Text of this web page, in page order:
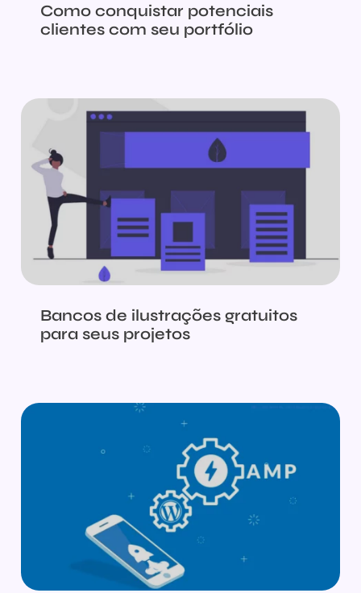
Como conquistar potenciais
clientes com seu portfólio
Bancos de ilustrações gratuitos
para seus projetos